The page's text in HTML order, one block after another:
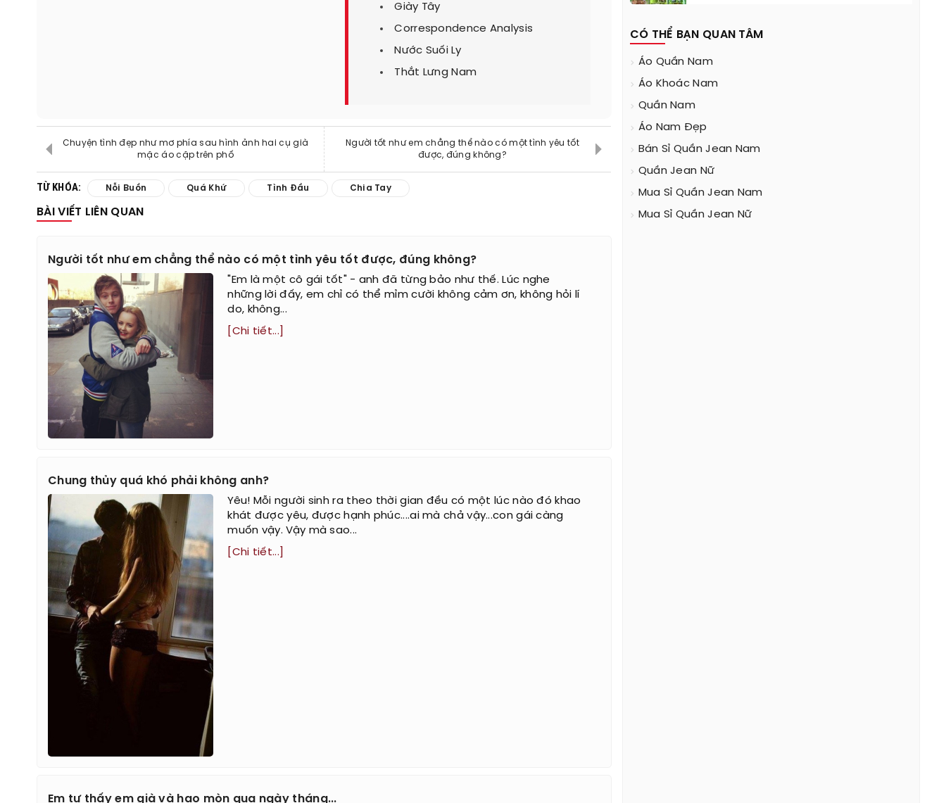
Giày Tây
Correspondence Analysis
Nước Suối Ly
Thắt Lưng Nam
Chuyện tình đẹp như mơ phía sau hình ảnh hai cụ già
mặc áo cặp trên phố
Người tốt như em chẳng thể nào có một tình yêu tốt
được, đúng không?
TỪ KHÓA: Nỗi Buồn Quá Khứ Tình Đầu Chia Tay
BÀI VIẾT LIÊN QUAN
Người tốt như em chẳng thể nào có một tình yêu tốt được, đúng không?
"Em là một cô gái tốt" - anh đã từng bảo như thế. Lúc nghe
những lời đấy, em chỉ có thể mỉm cười không cảm ơn, không hỏi lí
do, không...
[Chi tiết...]
Chung thủy quá khó phải không anh?
Yêu! Mỗi người sinh ra theo thời gian đều có một lúc nào đó khao
khát được yêu, được hạnh phúc....ai mà chả vậy...con gái càng
muốn vậy. Vậy mà sao...
[Chi tiết...]
Em tự thấy em già và hao mòn qua ngày tháng...
CÓ THỂ BẠN QUAN TÂM
Áo Quần Nam
Áo Khoác Nam
Quần Nam
Áo Nam Đẹp
Bán Sỉ Quần Jean Nam
Quần Jean Nữ
Mua Sỉ Quần Jean Nam
Mua Sỉ Quần Jean Nữ